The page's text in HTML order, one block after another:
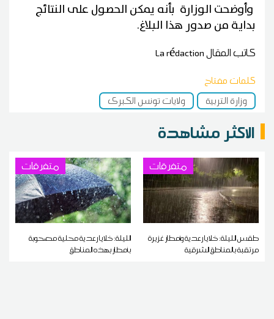
وأوضحت الوزارة بأنه يمكن الحصول على النتائج
بداية من صدور هذا البلاغ.
كاتب المقالLa rédaction
كلمات مفتاح
وزارة التربية
ولايات تونس الكبرى
الاكثر مشاهدة
متفرقات
طقس الليلة: خلايا رعدية وأمطار غزيرة
مرتقبة بالمناطق الشرقية
متفرقات
الليلة: خلايا رعدية محلية مصحوبة
بأمطار بهذه المناطق